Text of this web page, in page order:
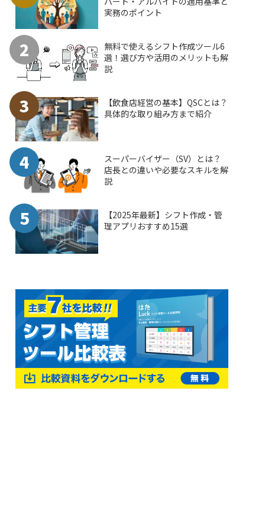
実務のポイント
2
無料で使えるシフト作成ツール6
選！選び方や活用のメリットも解
説
3
【飲食店経営の基本】QSCとは？
具体的な取り組み方まで紹介
4
スーパーバイザー（SV）とは？
店長との違いや必要なスキルを解
説
5
【2025年最新】シフト作成・管
理アプリおすすめ15選